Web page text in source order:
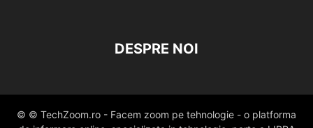
DESPRE NOI
© © TechZoom.ro - Facem zoom pe tehnologie - o platforma